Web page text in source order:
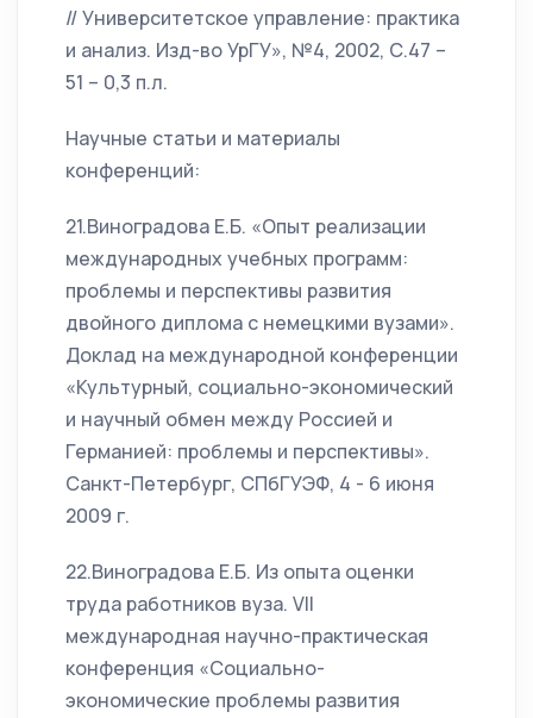
// Университетское управление: практика
и анализ. Изд-во УрГУ», №4, 2002, С.47 –
51 – 0,3 п.л.
Научные статьи и материалы
конференций:
21.Виноградова Е.Б. «Опыт реализации
международных учебных программ:
проблемы и перспективы развития
двойного диплома с немецкими вузами».
Доклад на международной конференции
«Культурный, социально-экономический
и научный обмен между Россией и
Германией: проблемы и перспективы».
Санкт-Петербург, СПбГУЭФ, 4 - 6 июня
2009 г.
22.Виноградова Е.Б. Из опыта оценки
труда работников вуза. VII
международная научно-практическая
конференция «Социально-
экономические проблемы развития